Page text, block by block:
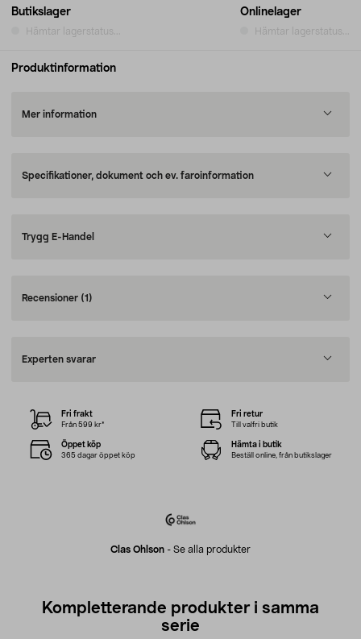
Butikslager
Hämtar lagerstatus...
Onlinelager
Hämtar lagerstatus...
Produktinformation
Mer information
Specifikationer, dokument och ev. faroinformation
Trygg E-Handel
Recensioner (1)
Experten svarar
Clas Ohlson - Se alla produkter
Fri frakt
Från 599 kr*
Fri retur
Till valfri butik
Öppet köp
365 dagar öppet köp
Hämta i butik
Beställ online, från butikslager
Kompletterande produkter i samma
serie